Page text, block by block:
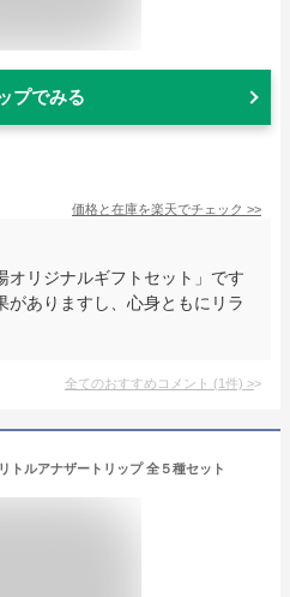
プでみる
価格と在庫を楽天でチェック >>
オリジナルギフトセット」です
がありますし、心身ともにリラ
全てのおすすめコメント (1件) >
トルアナザートリップ 全５種セット